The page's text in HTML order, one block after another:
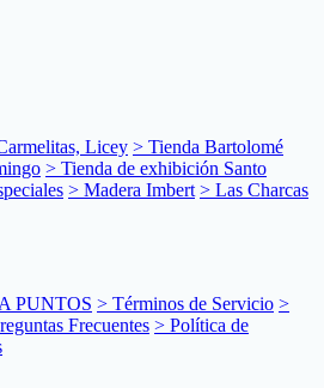
Licey > Tienda Bartolomé
> Tienda de exhibición Santo
> Madera Imbert > Las Charcas
PUNTOS > Términos de Servicio >
Frecuentes > Política de